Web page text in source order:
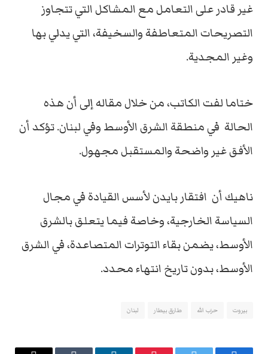
غير قادر على التعامل مع المشاكل التي تتجاوز
التصريحات المتعاطفة والسخيفة، التي يدلي بها
وغير المجدية.
ختاما لفت الكاتب، من خلال مقاله إلى أن هذه
الحالة في منطقة الشرق الأوسط وفي لبنان. تؤكد أن
الأفق غير واضحة والمستقبل مجهول.
ناهيك أن افتقار بايدن لأسس القيادة في مجال
السياسة الخارجية، وخاصة فيما يتعلق بالشرق
الأوسط، يضمن بقاء التوترات المتصاعدة، في الشرق
الأوسط، بدون تاريخ انتهاء محدد.
بيروت حزب الله طارق بيطار لبنان